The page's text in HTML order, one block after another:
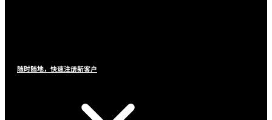
随时随地，快速注册新客户